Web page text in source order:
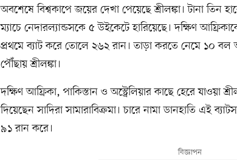
অবশেষে বিশ্বকাপে জয়ের দেখা পেয়েছে শ্রীলঙ্কা। টানা তিন
ম্যাচে নেদারল্যান্ডসকে ৫ উইকেটে হারিয়েছে। দক্ষিণ
প্রথমে ব্যাট করে তোলে ২৬২ রান। তাড়া করতে নেমে ১০
পৌঁছায় শ্রীলঙ্কা।
দক্ষিণ আফ্রিকা, পাকিস্তান ও অস্ট্রেলিয়ার কাছে হেরে যাওয়া
দিয়েছেন সাদিরা সামারাবিক্রমা। চারে নামা ডানহাতি এই
৯১ রান করে।